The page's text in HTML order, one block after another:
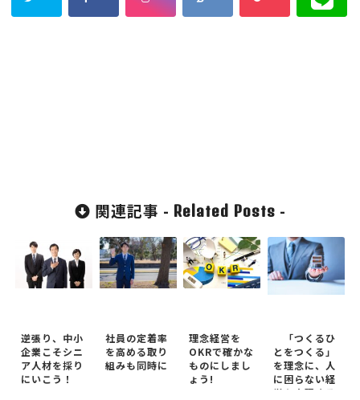
関連記事 - Related Posts -
逆張り、中小
企業こそシニ
ア人材を採り
にいこう！
社員の定着率
を高める取り
組みも同時に
理念経営を
OKRで確かな
ものにしまし
ょう!
「つくるひ
とをつくる」
を理念に、人
に困らない経
営を実現する